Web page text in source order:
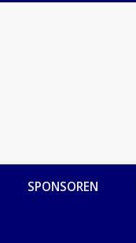
SPONSOREN